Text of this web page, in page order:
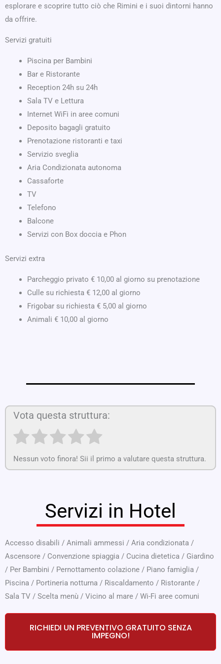
esplorare e scoprire tutto ciò che Rimini e i suoi dintorni hanno
da offrire.
Servizi gratuiti
Piscina per Bambini
Bar e Ristorante
Reception 24h su 24h
Sala TV e Lettura
Internet WiFi in aree comuni
Deposito bagagli gratuito
Prenotazione ristoranti e taxi
Servizio sveglia
Aria Condizionata autonoma
Cassaforte
TV
Telefono
Balcone
Servizi con Box doccia e Phon
Servizi extra
Parcheggio privato € 10,00 al giorno su prenotazione
Culle su richiesta € 12,00 al giorno
Frigobar su richiesta € 5,00 al giorno
Animali € 10,00 al giorno
Vota questa struttura:
Nessun voto finora! Sii il primo a valutare questa struttura.
Servizi in Hotel
Accesso disabili / Animali ammessi / Aria condizionata /
Ascensore / Convenzione spiaggia / Cucina dietetica / Giardino
/ Per Bambini / Pernottamento colazione / Piano famiglia /
Piscina / Portineria notturna / Riscaldamento / Ristorante /
Sala TV / Scelta menù / Vicino al mare / Wi-Fi aree comuni
RICHIEDI UN PREVENTIVO GRATUITO SENZA
IMPEGNO!